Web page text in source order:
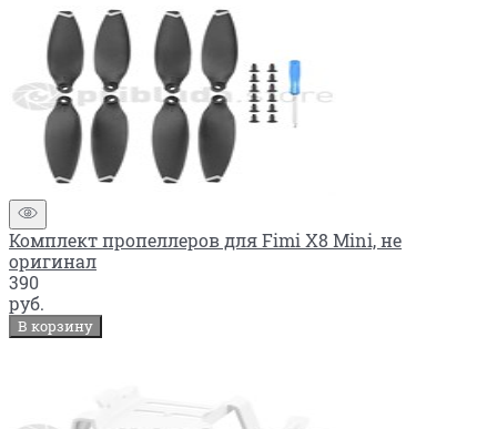
Комплект пропеллеров для Fimi X8 Mini, не
оригинал
390
руб.
В корзину